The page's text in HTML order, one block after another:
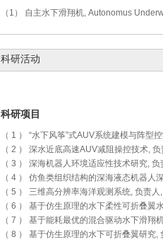
（1） 自主水下滑翔机, Autonomus
科研活动
科研项目
（ 1 ） “水下风筝”式AUV系统建模与阵
（ 2 ） 深水近底高速AUV减阻操控技术,
（ 3 ） 深海机器人环境适应性技术研究,
（ 4 ） 仿鱼类组织结构的深海液态机器
（ 5 ） 三维高分辨率海洋观测系统, 负责
（ 6 ） 基于仿生原理的水下柔性可折叠
（ 7 ） 基于能耗最优的混合驱动水下滑
（ 8 ） 基于仿生原理的水下可折叠翼研